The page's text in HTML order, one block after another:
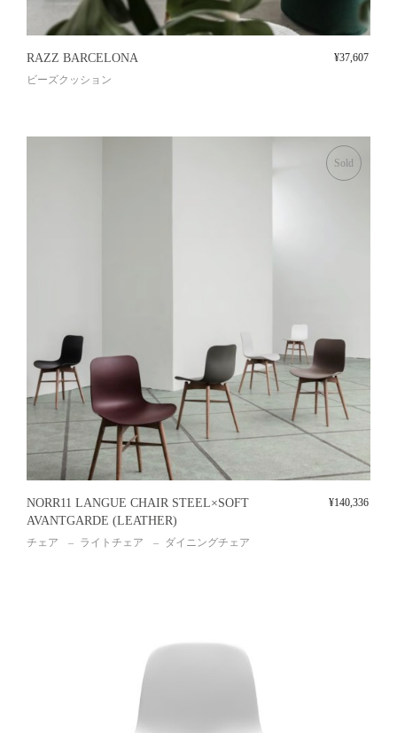
RAZZ BARCELONA
ビーズクッション
¥37,607
Sold
NORR11 LANGUE CHAIR STEEL×SOFT
AVANTGARDE (LEATHER)
チェア ライトチェア ダイニングチェア
¥140,336